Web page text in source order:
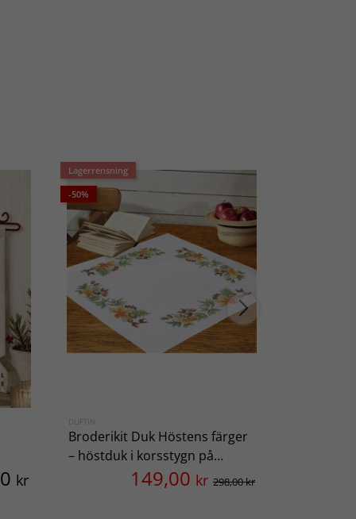
kr
Lagerrensning
-50%
DUFTIN
Broderikit Duk Höstens färger
– höstduk i korsstygn på
149,00 kr 298,00 kr